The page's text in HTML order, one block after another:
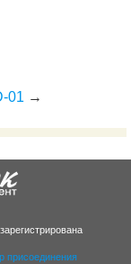
01 →
присоединения